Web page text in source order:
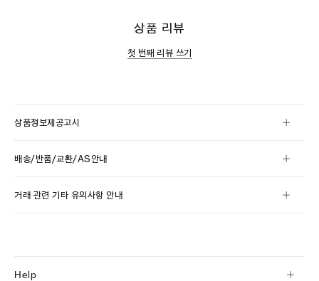
상품 리뷰
첫 번째 리뷰 쓰기
상품정보제공고시
배송/반품/교환/AS안내
거래 관련 기타 유의사항 안내
Help